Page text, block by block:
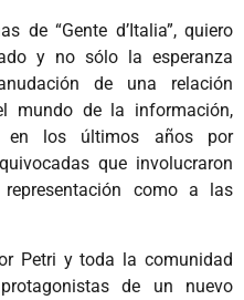
de “Gente d’Italia”, quiero
y no sólo la esperanza
de una relación
mundo de la información,
en los últimos años por
que involucraron
como a las
Petri y toda la comunidad
de un nuevo